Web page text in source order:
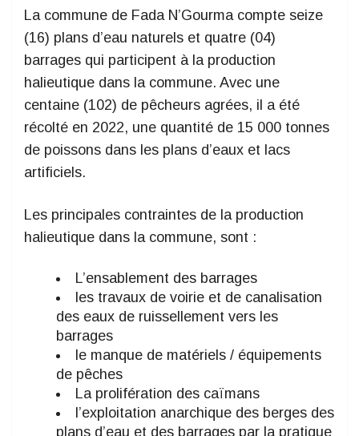
La commune de Fada N’Gourma compte seize
(16) plans d’eau naturels et quatre (04)
barrages qui participent à la production
halieutique dans la commune. Avec une
centaine (102) de pêcheurs agrées, il a été
récolté en 2022, une quantité de 15 000 tonnes
de poissons dans les plans d’eaux et lacs
artificiels.
Les principales contraintes de la production
halieutique dans la commune, sont :
L’ensablement des barrages
les travaux de voirie et de canalisation
des eaux de ruissellement vers les
barrages
le manque de matériels / équipements
de pêches
La prolifération des caïmans
l’exploitation anarchique des berges des
plans d’eau et des barrages par la pratique